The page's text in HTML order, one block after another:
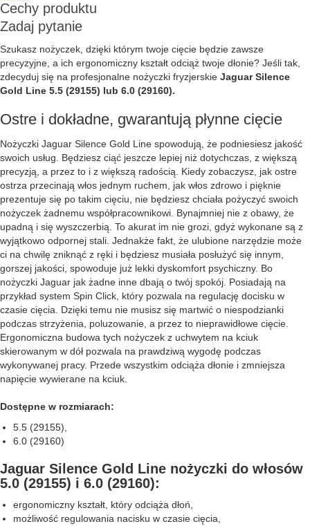
Cechy produktu
Zadaj pytanie
Szukasz nożyczek, dzięki którym twoje cięcie będzie zawsze
precyzyjne, a ich ergonomiczny kształt odciąż twoje dłonie? Jeśli tak,
zdecyduj się na profesjonalne nożyczki fryzjerskie Jaguar Silence
Gold Line 5.5 (29155) lub 6.0 (29160).
Ostre i dokładne, gwarantują płynne cięcie
Nożyczki Jaguar Silence Gold Line spowodują, że podniesiesz jakość
swoich usług. Będziesz ciąć jeszcze lepiej niż dotychczas, z większą
precyzją, a przez to i z większą radością. Kiedy zobaczysz, jak ostre
ostrza przecinają włos jednym ruchem, jak włos zdrowo i pięknie
prezentuje się po takim cięciu, nie będziesz chciała pożyczyć swoich
nożyczek żadnemu współpracownikowi. Bynajmniej nie z obawy, że
upadną i się wyszczerbią. To akurat im nie grozi, gdyż wykonane są z
wyjątkowo odpornej stali. Jednakże fakt, że ulubione narzędzie może
ci na chwilę zniknąć z ręki i będziesz musiała posłużyć się innym,
gorszej jakości, spowoduje już lekki dyskomfort psychiczny. Bo
nożyczki Jaguar jak żadne inne dbają o twój spokój. Posiadają na
przykład system Spin Click, który pozwala na regulację docisku w
czasie cięcia. Dzięki temu nie musisz się martwić o niespodzianki
podczas strzyżenia, poluzowanie, a przez to nieprawidłowe cięcie.
Ergonomiczna budowa tych nożyczek z uchwytem na kciuk
skierowanym w dół pozwala na prawdziwą wygodę podczas
wykonywanej pracy. Przede wszystkim odciąża dłonie i zmniejsza
napięcie wywierane na kciuk.
Dostępne w rozmiarach:
5.5 (29155),
6.0 (29160)
Jaguar Silence Gold Line nożyczki do włosów
5.0 (29155) i 6.0 (29160):
ergonomiczny kształt, który odciąża dłoń,
możliwość regulowania nacisku w czasie cięcia,